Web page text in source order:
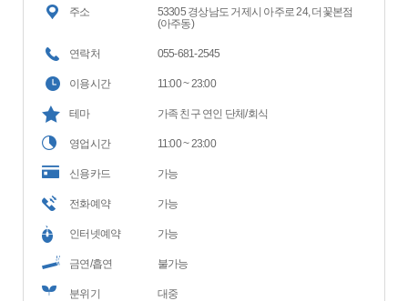
주소
53305 경상남도 거제시 아주로 24, 더꽃본점
(아주동)
연락처 055-681-2545
이용시간 11:00 ~ 23:00
테마 가족 친구 연인 단체/회식
영업시간 11:00 ~ 23:00
신용카드 가능
전화예약 가능
인터넷예약 가능
금연/흡연 불가능
분위기 대중